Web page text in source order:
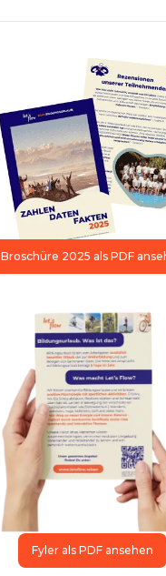
Broschüre 2025 als PDF
Fyler als PDF ansehen